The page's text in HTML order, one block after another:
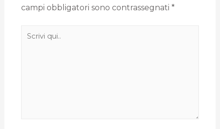
campi obbligatori sono contrassegnati *